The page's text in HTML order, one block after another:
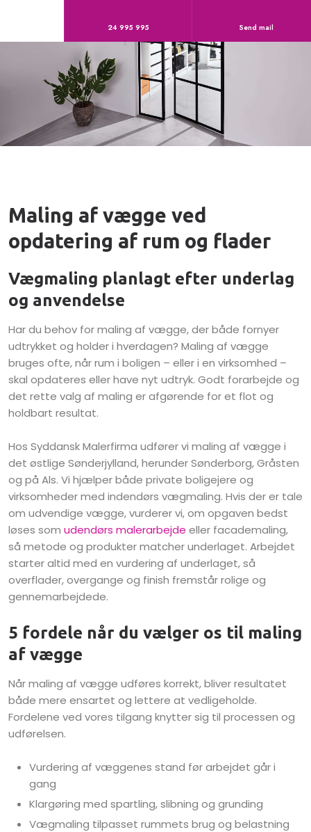
24 995 995 Send mail
Maling af vægge ved
opdatering af rum og flader
Vægmaling planlagt efter underlag
og anvendelse
Har du behov for maling af vægge, der både fornyer
udtrykket og holder i hverdagen? Maling af vægge
bruges ofte, når rum i boligen – eller i en virksomhed –
skal opdateres eller have nyt udtryk. Godt forarbejde og
det rette valg af maling er afgørende for et flot og
holdbart resultat.
Hos Syddansk Malerfirma udfører vi maling af vægge i
det østlige Sønderjylland, herunder Sønderborg, Gråsten
og på Als. Vi hjælper både private boligejere og
virksomheder med indendørs vægmaling. Hvis der er tale
om udvendige vægge, vurderer vi, om opgaven bedst
løses som udendørs malerarbejde eller facademaling,
så metode og produkter matcher underlaget. Arbejdet
starter altid med en vurdering af underlaget, så
overflader, overgange og finish fremstår rolige og
gennemarbejdede.
5 fordele når du vælger os til maling
af vægge
Når maling af vægge udføres korrekt, bliver resultatet
både mere ensartet og lettere at vedligeholde.
Fordelene ved vores tilgang knytter sig til processen og
udførelsen.
Vurdering af væggenes stand før arbejdet går i
gang
Klargøring med spartling, slibning og grunding
Vægmaling tilpasset rummets brug og belastning